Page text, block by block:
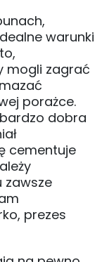
warunki
mogli zagrać
porażce.
dobra
cementuje
zawsze
prezes